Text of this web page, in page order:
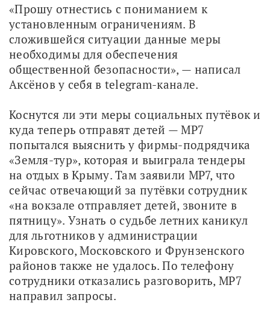
«Прошу отнестись с пониманием к
установленным ограничениям. В
сложившейся ситуации данные меры
необходимы для обеспечения
общественной безопасности», — написал
Аксёнов у себя в telegram-канале.
Коснутся ли эти меры социальных путёвок и
куда теперь отправят детей — МР7
попытался выяснить у фирмы-подрядчика
«Земля-тур», которая и выиграла тендеры
на отдых в Крыму. Там заявили МР7, что
сейчас отвечающий за путёвки сотрудник
«на вокзале отправляет детей, звоните в
пятницу». Узнать о судьбе летних каникул
для льготников у администрации
Кировского, Московского и Фрунзенского
районов также не удалось. По телефону
сотрудники отказались разговорить, МР7
направил запросы.